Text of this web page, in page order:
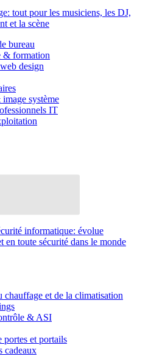
tout pour les musiciens, les DJ,
et la scène
bureau
& formation
design
système
IT
informatique: évolue
en toute sécurité dans le monde
chauffage et de la climatisation
& ASI
portes et portails
cadeaux